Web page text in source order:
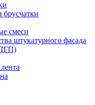
брусчатки
смеси
штукатурного фасада